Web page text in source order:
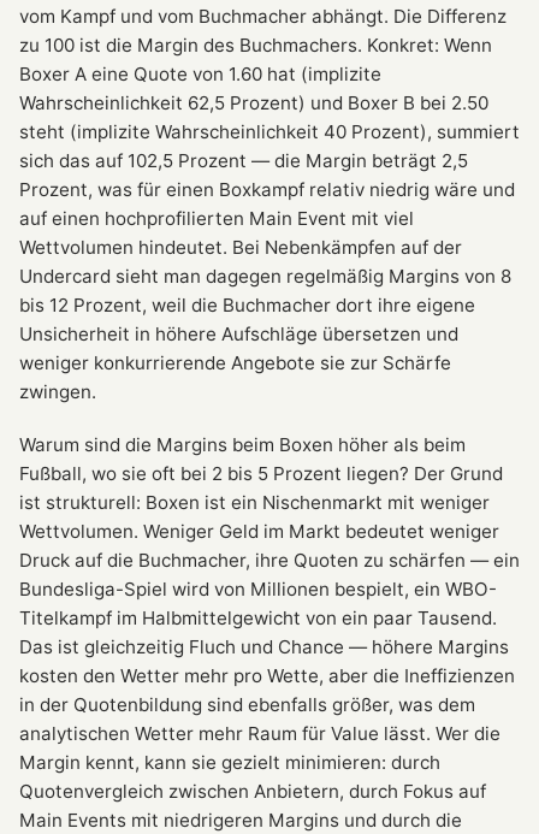
vom Kampf und vom Buchmacher abhängt. Die Differenz
zu 100 ist die Margin des Buchmachers. Konkret: Wenn
Boxer A eine Quote von 1.60 hat (implizite
Wahrscheinlichkeit 62,5 Prozent) und Boxer B bei 2.50
steht (implizite Wahrscheinlichkeit 40 Prozent), summiert
sich das auf 102,5 Prozent — die Margin beträgt 2,5
Prozent, was für einen Boxkampf relativ niedrig wäre und
auf einen hochprofilierten Main Event mit viel
Wettvolumen hindeutet. Bei Nebenkämpfen auf der
Undercard sieht man dagegen regelmäßig Margins von 8
bis 12 Prozent, weil die Buchmacher dort ihre eigene
Unsicherheit in höhere Aufschläge übersetzen und
weniger konkurrierende Angebote sie zur Schärfe
zwingen.
Warum sind die Margins beim Boxen höher als beim
Fußball, wo sie oft bei 2 bis 5 Prozent liegen? Der Grund
ist strukturell: Boxen ist ein Nischenmarkt mit weniger
Wettvolumen. Weniger Geld im Markt bedeutet weniger
Druck auf die Buchmacher, ihre Quoten zu schärfen — ein
Bundesliga-Spiel wird von Millionen bespielt, ein WBO-
Titelkampf im Halbmittelgewicht von ein paar Tausend.
Das ist gleichzeitig Fluch und Chance — höhere Margins
kosten den Wetter mehr pro Wette, aber die Ineffizienzen
in der Quotenbildung sind ebenfalls größer, was dem
analytischen Wetter mehr Raum für Value lässt. Wer die
Margin kennt, kann sie gezielt minimieren: durch
Quotenvergleich zwischen Anbietern, durch Fokus auf
Main Events mit niedrigeren Margins und durch die